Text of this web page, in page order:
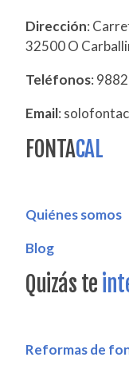
Dirección:
32500 O
Teléfonos:
Email:
FONTACAL
Quiénes somos
Blog
Quizás te
Reformas de